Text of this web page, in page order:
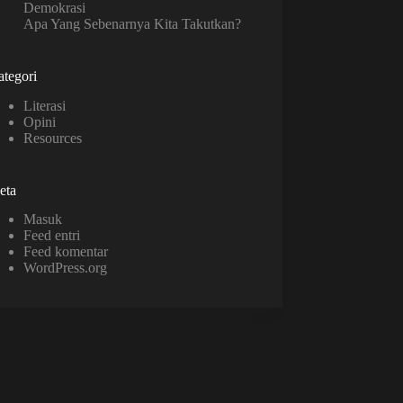
Demokrasi
Apa Yang Sebenarnya Kita Takutkan?
Literasi
Opini
Resources
Masuk
Feed entri
Feed komentar
WordPress.org